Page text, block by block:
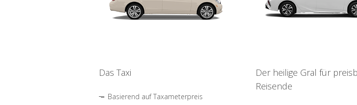
Das Taxi
Basierend auf Taxameterpreis
Der heilige Gral für
Reisende